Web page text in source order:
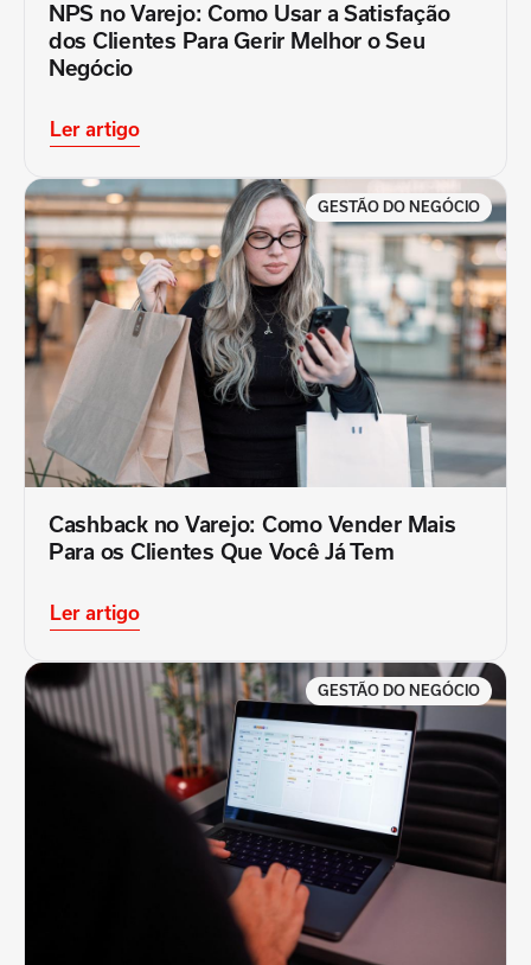
NPS no Varejo: Como Usar a Satisfação
dos Clientes Para Gerir Melhor o Seu
Negócio
Ler artigo
GESTÃO DO NEGÓCIO
Cashback no Varejo: Como Vender Mais
Para os Clientes Que Você Já Tem
Ler artigo
GESTÃO DO NEGÓCIO